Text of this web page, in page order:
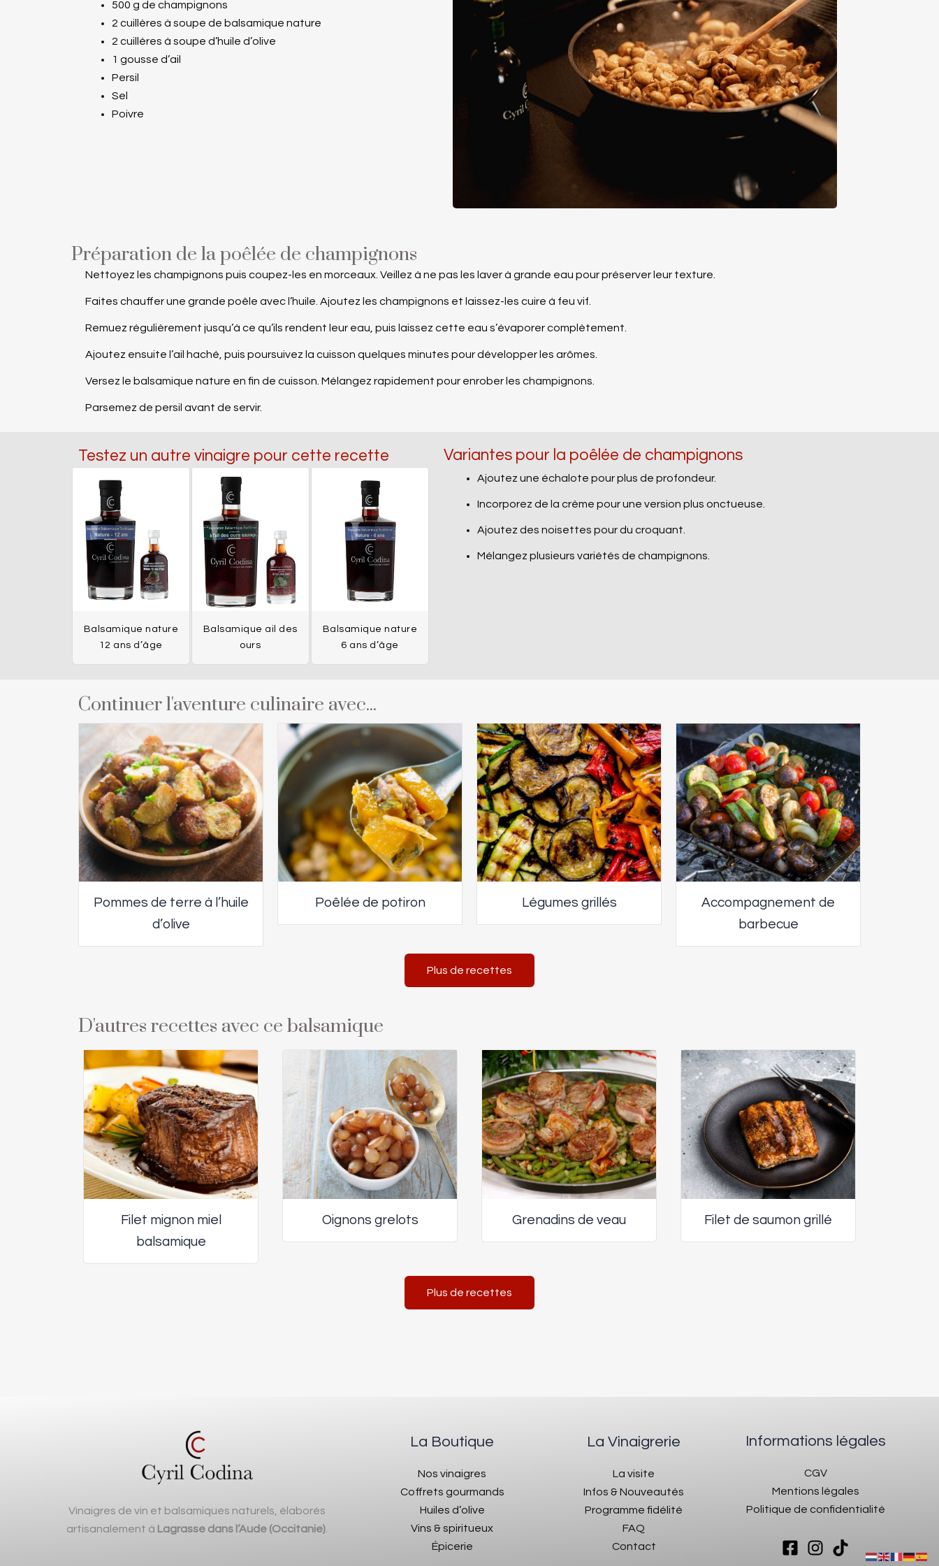
500 g de champignons
2 cuillères à soupe de balsamique nature
2 cuillères à soupe d’huile d’olive
1 gousse d’ail
Persil
Sel
Poivre
Préparation de la poêlée de champignons
Nettoyez les champignons puis coupez-les en morceaux. Veillez à ne pas les laver à grande eau pour préserver leur texture.
Faites chauffer une grande poêle avec l’huile. Ajoutez les champignons et laissez-les cuire à feu vif.
Remuez régulièrement jusqu’à ce qu’ils rendent leur eau, puis laissez cette eau s’évaporer complètement.
Ajoutez ensuite l’ail haché, puis poursuivez la cuisson quelques minutes pour développer les arômes.
Versez le balsamique nature en fin de cuisson. Mélangez rapidement pour enrober les champignons.
Parsemez de persil avant de servir.
Testez un autre vinaigre pour cette recette
Balsamique nature
12 ans d’âge
Balsamique ail des
ours
Balsamique nature
6 ans d’âge
Variantes pour la poêlée de champignons
Ajoutez une échalote pour plus de profondeur.
Incorporez de la crème pour une version plus onctueuse.
Ajoutez des noisettes pour du croquant.
Mélangez plusieurs variétés de champignons.
Continuer l'aventure culinaire avec...
Pommes de terre à l’huile
d’olive
Poêlée de potiron Légumes grillés
Accompagnement de
barbecue
Plus de recettes
D'autres recettes avec ce balsamique
Filet mignon miel
balsamique
Oignons grelots Grenadins de veau Filet de saumon grillé
Plus de recettes
Vinaigres de vin et balsamiques naturels, élaborés
artisanalement à Lagrasse dans l’Aude (Occitanie)
La Boutique
Nos vinaigres
Coffrets gourmands
Huiles d’olive
Vins & spiritueux
Épicerie
La Vinaigrerie
La visite
Infos & Nouveautés
Programme fidélité
FAQ
Contact
Informations légales
CGV
Mentions légales
Politique de confidentialité